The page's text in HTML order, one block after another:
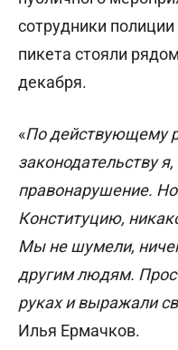
сотрудники полиции
пикета стояли
декабря.
«По действующему
законодательству
правонарушение.
Конституцию,
Мы не шумели,
другим людям.
руках и выражали
Илья Ермачков.